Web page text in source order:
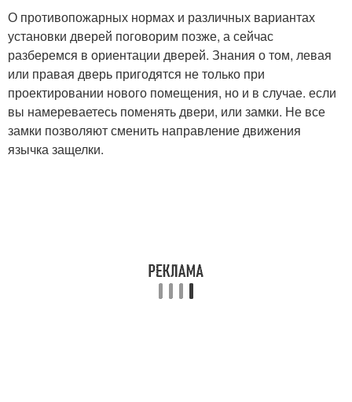
О противопожарных нормах и различных вариантах
установки дверей поговорим позже, а сейчас
разберемся в ориентации дверей. Знания о том, левая
или правая дверь пригодятся не только при
проектировании нового помещения, но и в случае. если
вы намереваетесь поменять двери, или замки. Не все
замки позволяют сменить направление движения
язычка защелки.